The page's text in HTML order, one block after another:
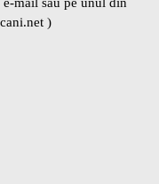
mail sau pe unul din
)